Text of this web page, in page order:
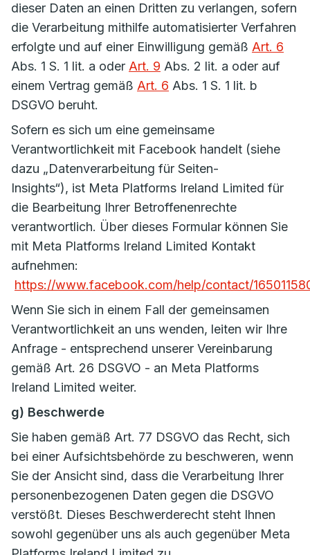
dieser Daten an einen Dritten zu verlangen, sofern
die Verarbeitung mithilfe automatisierter Verfahren
erfolgte und auf einer Einwilligung gemäß Art. 6
Abs. 1 S. 1 lit. a oder Art. 9 Abs. 2 lit. a oder auf
einem Vertrag gemäß Art. 6 Abs. 1 S. 1 lit. b
DSGVO beruht.
Sofern es sich um eine gemeinsame
Verantwortlichkeit mit Facebook handelt (siehe
dazu „Datenverarbeitung für Seiten-
Insights“), ist Meta Platforms Ireland Limited für
die Bearbeitung Ihrer Betroffenenrechte
verantwortlich. Über dieses Formular können Sie
mit Meta Platforms Ireland Limited Kontakt
aufnehmen:
https://www.facebook.com/help/contact/
Wenn Sie sich in einem Fall der gemeinsamen
Verantwortlichkeit an uns wenden, leiten wir Ihre
Anfrage - entsprechend unserer Vereinbarung
gemäß Art. 26 DSGVO - an Meta Platforms
Ireland Limited weiter.
g) Beschwerde
Sie haben gemäß Art. 77 DSGVO das Recht, sich
bei einer Aufsichtsbehörde zu beschweren, wenn
Sie der Ansicht sind, dass die Verarbeitung Ihrer
personenbezogenen Daten gegen die DSGVO
verstößt. Dieses Beschwerderecht steht Ihnen
sowohl gegenüber uns als auch gegenüber Meta